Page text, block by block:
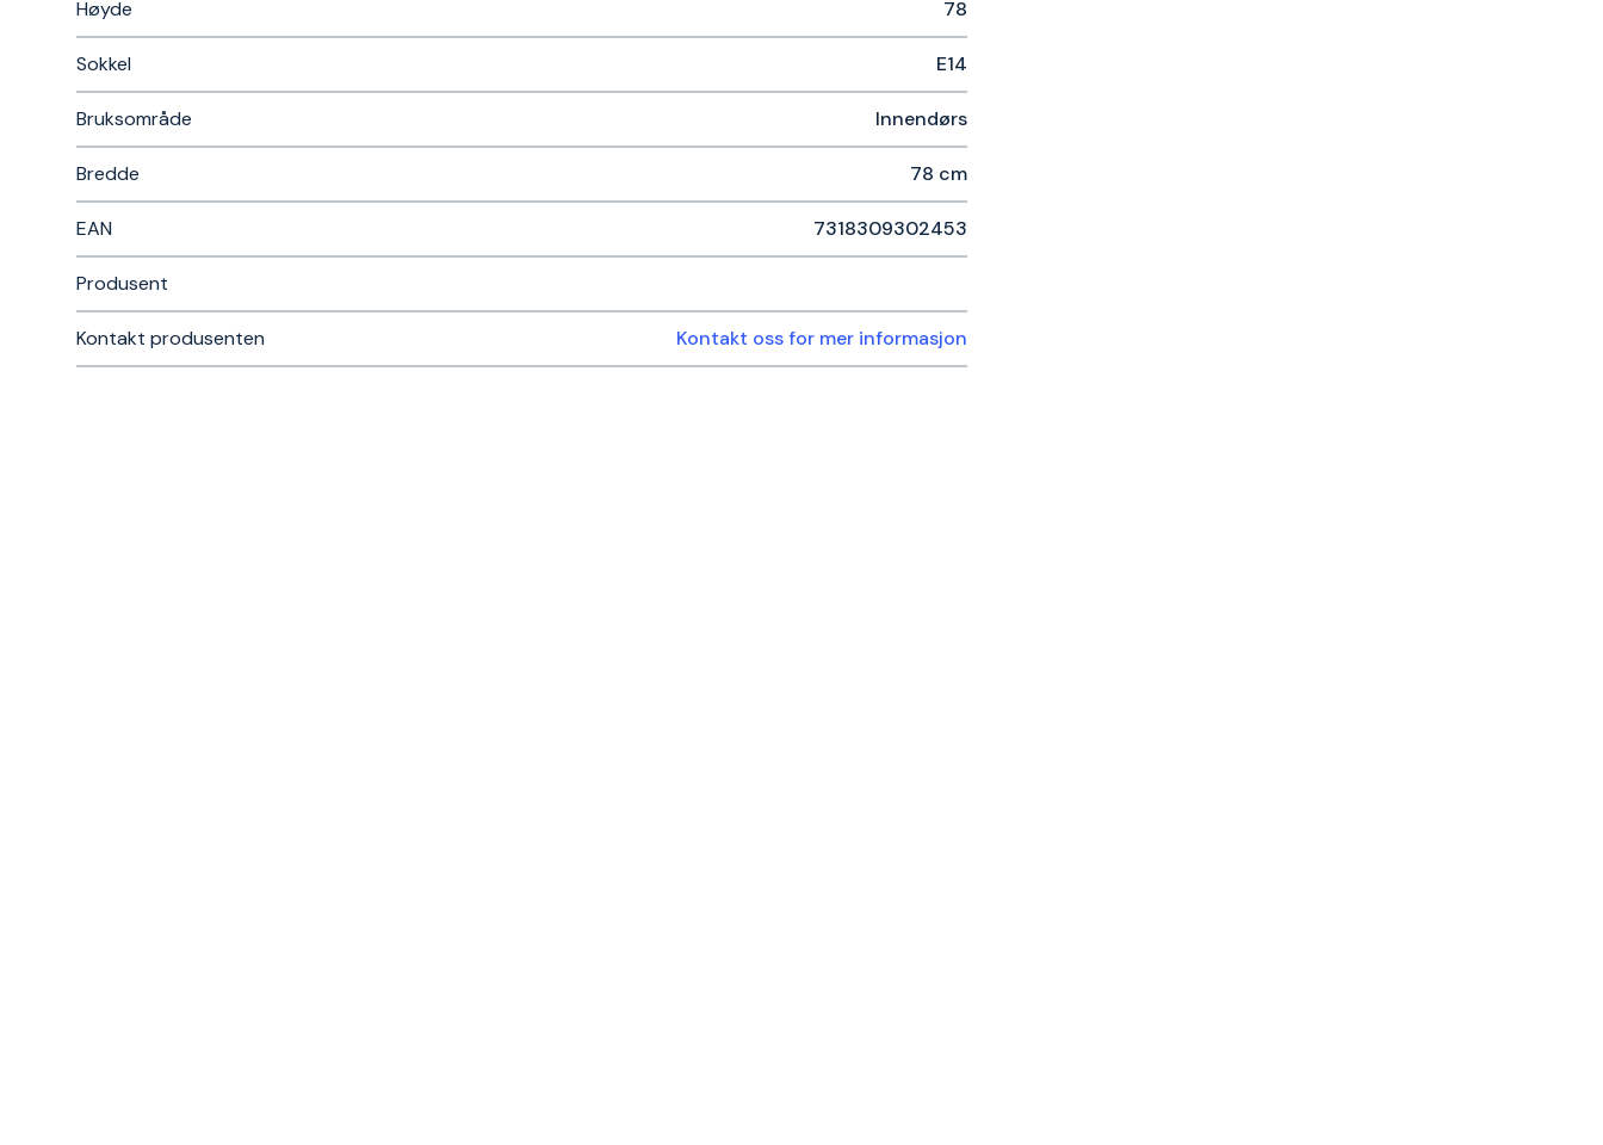
Høyde 78
Sokkel E14
Bruksområde Innendørs
Bredde 78 cm
EAN 7318309302453
Produsent
Kontakt produsenten Kontakt oss for mer informasjon